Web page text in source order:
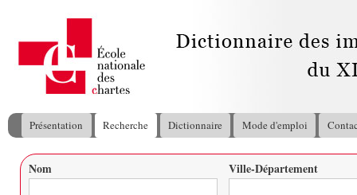
Menu principal
Présentation Recherche Dictionnaire Mode d'emploi
Vous êtes ici
Nom Ville-Département